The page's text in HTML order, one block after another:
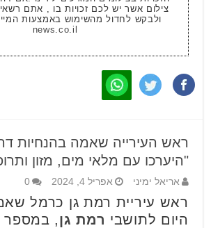
צילום אשר יש לכם זכויות בו , אתם
ולבקש לחדול מהשימוש באמצעות
news.co.il
ראש העירייה שאמה בהנחיות
"היערכו עם מלאי מים, מזון
אריאל ימיני אפריל 4, 2024 0
ראש עיריית רמת גן כרמל
היום לתושבי רמת גן, במספר